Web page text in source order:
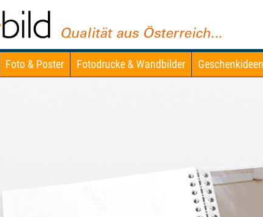
Foto & Poster Fotodrucke & Wandbilder Geschenkideen